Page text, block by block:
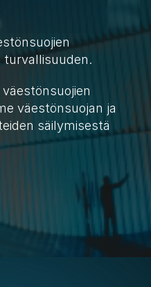
väestönsuojan ja
säilymisestä